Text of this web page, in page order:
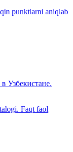
punktlarni aniqlab
Узбекистане.
Faqt faol